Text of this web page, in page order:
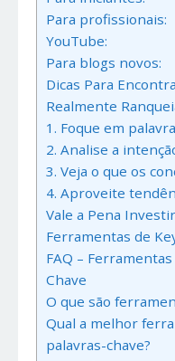
Para profissionais:
YouTube:
Para blogs novos:
Dicas Para
Realmente
1. Foque em
2. Analise a
3. Veja o que os
4. Aproveite
Vale a Pena
Ferramentas de
FAQ –
Chave
O que são
Qual a melhor
palavras-chave?